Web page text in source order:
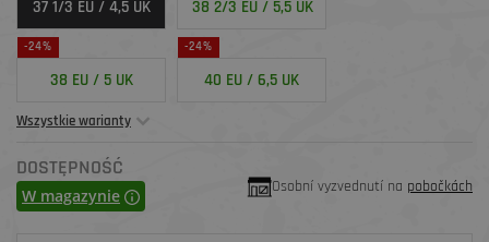
37 1/3 EU / 4,5 UK 38 2/3 EU / 5,5 UK
-24%
38 EU / 5 UK
-24%
40 EU / 6,5 UK
Wszystkie warianty
DOSTĘPNOŚĆ
W magazynie Osobní vyzvednutí na pobočkách